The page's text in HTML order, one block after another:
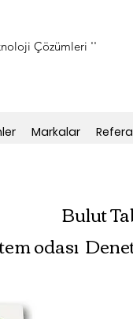
Çözümleri ''
Markalar
Bulut
odası